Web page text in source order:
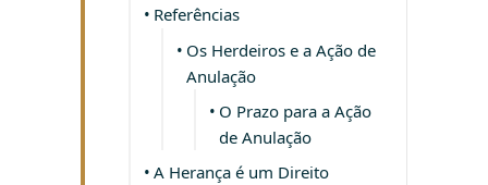
Referências
Os Herdeiros e a Ação de
Anulação
O Prazo para a Ação
de Anulação
A Herança é um Direito